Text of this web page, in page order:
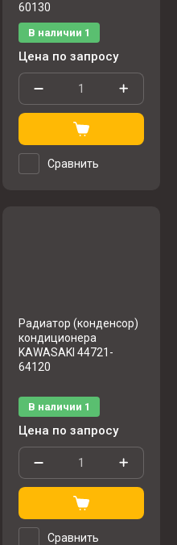
60130
В наличии 1
Цена по запросу
Сравнить
Радиатор (конденсор)
кондиционера
KAWASAKI 44721-
64120
В наличии 1
Цена по запросу
Сравнить